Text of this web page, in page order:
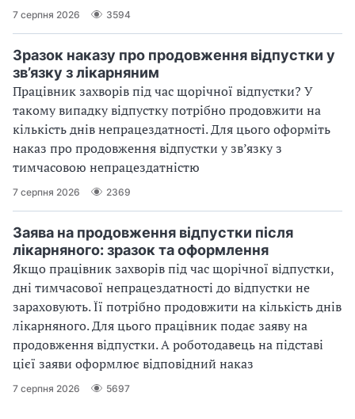
7 серпня 2026 3594
Зразок наказу про продовження відпустки у
зв’язку з лікарняним
Працівник захворів під час щорічної відпустки? У
такому випадку відпустку потрібно продовжити на
кількість днів непрацездатності. Для цього оформіть
наказ про продовження відпустки у зв’язку з
тимчасовою непрацездатністю
7 серпня 2026 2369
Заява на продовження відпустки після
лікарняного: зразок та оформлення
Якщо працівник захворів під час щорічної відпустки,
дні тимчасової непрацездатності до відпустки не
зараховують. Її потрібно продовжити на кількість днів
лікарняного. Для цього працівник подає заяву на
продовження відпустки. А роботодавець на підставі
цієї заяви оформлює відповідний наказ
7 серпня 2026 5697